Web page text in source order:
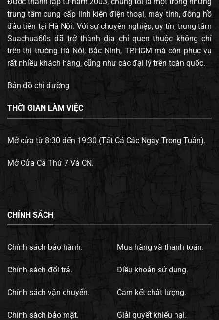
trung tâm cung cấp linh kiện điện thoại, máy tính, đông hồ
đầu tiên tại Hà Nội. Với sự chuyên nghiệp, uy tín, trung tâm
Suachua60s đã trở thành địa chỉ quen thuộc không chỉ
trên thị trường Hà Nội, Bắc Ninh, TP.HCM mà còn phục vụ
rất nhiều khách hàng, cũng như các đại lý trên toàn quốc.
Bản đồ chỉ đường
THỜI GIAN LÀM VIỆC
Mở cửa từ 8:30 đến 19:30 (Tất Cả Các Ngày Trong Tuần).
Mở Cửa Cả Thứ 7 Và CN.
CHÍNH SÁCH
Chính sách bảo hành.
Chính sách đổi trả.
Chính sách vận chuyển.
Chính sách bảo mật.
Mua hàng và thanh toán.
Điều khoản sử dụng.
Cam kết chất lượng.
Giải quyết khiếu nại.